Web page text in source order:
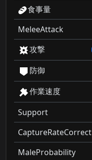
食事量
MeleeAttack
攻撃
防御
作業速度
Support
CaptureRateCorrect
MaleProbability